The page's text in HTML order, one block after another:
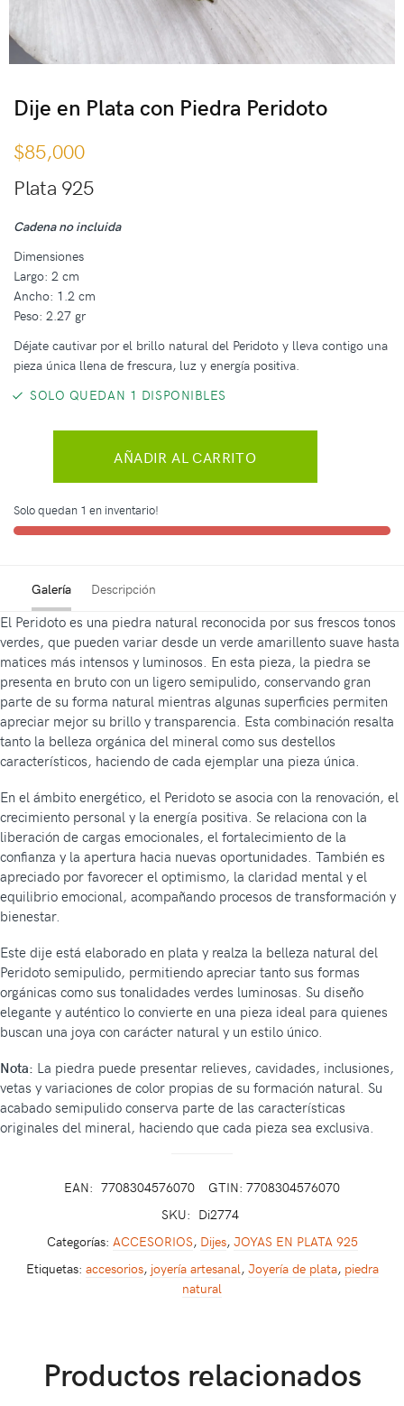
Dije en Plata con Piedra Peridoto
$85,000
Plata 925
Cadena no incluida
Dimensiones
Largo: 2 cm
Ancho: 1.2 cm
Peso: 2.27 gr
Déjate cautivar por el brillo natural del Peridoto y lleva contigo una
pieza única llena de frescura, luz y energía positiva.
SOLO QUEDAN 1 DISPONIBLES
AÑADIR AL CARRITO
Solo quedan 1 en inventario!
Galería Descripción
El Peridoto es una piedra natural reconocida por sus frescos tonos
verdes, que pueden variar desde un verde amarillento suave hasta
matices más intensos y luminosos. En esta pieza, la piedra se
presenta en bruto con un ligero semipulido, conservando gran
parte de su forma natural mientras algunas superficies permiten
apreciar mejor su brillo y transparencia. Esta combinación resalta
tanto la belleza orgánica del mineral como sus destellos
característicos, haciendo de cada ejemplar una pieza única.
En el ámbito energético, el Peridoto se asocia con la renovación, el
crecimiento personal y la energía positiva. Se relaciona con la
liberación de cargas emocionales, el fortalecimiento de la
confianza y la apertura hacia nuevas oportunidades. También es
apreciado por favorecer el optimismo, la claridad mental y el
equilibrio emocional, acompañando procesos de transformación y
bienestar.
Este dije está elaborado en plata y realza la belleza natural del
Peridoto semipulido, permitiendo apreciar tanto sus formas
orgánicas como sus tonalidades verdes luminosas. Su diseño
elegante y auténtico lo convierte en una pieza ideal para quienes
buscan una joya con carácter natural y un estilo único.
Nota: La piedra puede presentar relieves, cavidades, inclusiones,
vetas y variaciones de color propias de su formación natural. Su
acabado semipulido conserva parte de las características
originales del mineral, haciendo que cada pieza sea exclusiva.
EAN: 7708304576070
GTIN: 7708304576070
SKU: Di2774
Categorías: ACCESORIOS, Dijes, JOYAS EN PLATA 925
Etiquetas: accesorios, joyería artesanal, Joyería de plata, piedra
natural
Productos relacionados